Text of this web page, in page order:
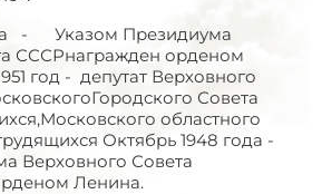
- Указом Президиума
СССРнагражден орденом
год - депутат Верховного
Совета
областного
Октябрь 1948 года -
Верховного Совета
Ленина.